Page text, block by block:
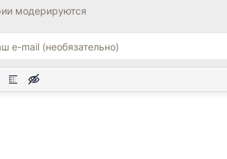
модерируются